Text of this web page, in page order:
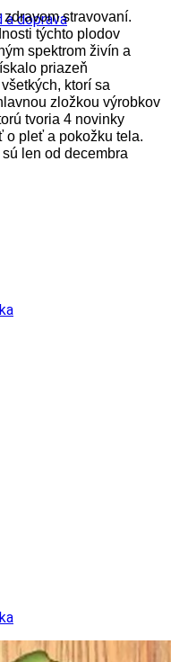
a dopravastravovaní.
týchto plodov
spektrom živín a
priazeň
ktorí sa
zložkou výrobkov
tvoria 4 novinky
o pleť a pokožku tela.
len od decembra